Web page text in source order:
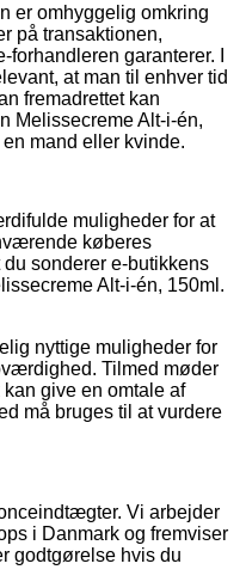
er omhyggelig omkring
på transaktionen,
garanterer. I
at man til enhver tid
fremadrettet kan
Melissecreme Alt-i-én,
mand eller kvinde.
muligheder for at
køberes
sonderer e-butikkens
Alt-i-én, 150ml.
nyttige muligheder for
Tilmed møder
give en omtale af
må bruges til at vurdere
Vi arbejder
i Danmark og fremviser
godtgørelse hvis du